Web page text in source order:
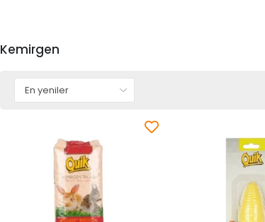
Kemirgen